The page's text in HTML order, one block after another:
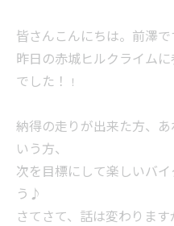
皆さんこんにちは。前澤
昨日の赤城ヒルクライム
でした！
！
納得の走りが出来た方、
いう方、
次を目標にして楽しいバ
う♪
さてさて、話は変わります